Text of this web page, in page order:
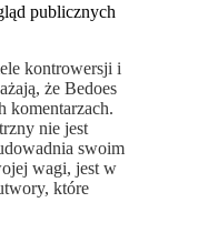
publicznych
kontrowersji i
że Bedoes
komentarzach.
nie jest
swoim
wagi, jest w
które